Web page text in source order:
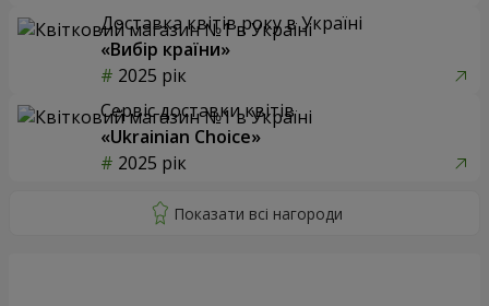
Доставка квітів року в Україні
«Вибір країни»
2025 рік
Сервіс доставки квітів
«Ukrainian Choice»
2025 рік